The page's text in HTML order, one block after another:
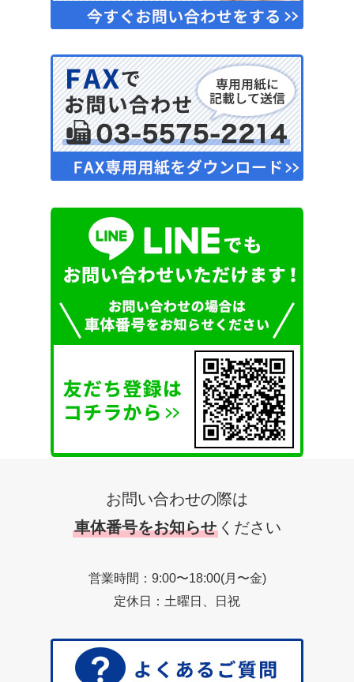
お問い合わせの際は
車体番号をお知らせ ください
営業時間：9:00〜18:00(月〜金)
定休日：土曜日、日祝